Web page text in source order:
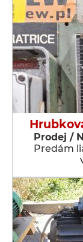
Prodej /
Predám